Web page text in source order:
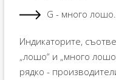
G - много лошо.
Индикаторите,
„лошо“ и „много
рядко -